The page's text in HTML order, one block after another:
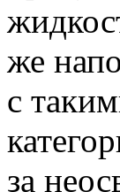
же
с
за